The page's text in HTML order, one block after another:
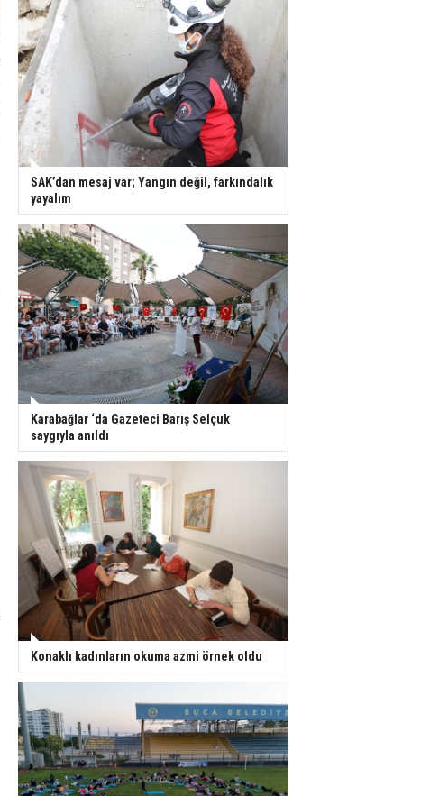
SAK’dan mesaj var; Yangın değil, farkındalık
yayalım
Karabağlar ‘da Gazeteci Barış Selçuk
saygıyla anıldı
Konaklı kadınların okuma azmi örnek oldu